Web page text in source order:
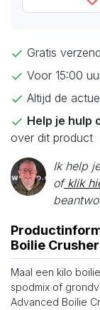
Gratis
Voor 15:00
Altijd de
Help je hulp
over dit product
Ik help
ofklik
Boilie
Maal een kilo
spodmix of
Advanced Boilie